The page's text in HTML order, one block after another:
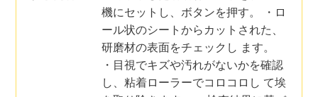
機にセットし、ボタンを押す。 ・ロ
ール状のシートからカットされた、
研磨材の表面をチェックし ます。
・目視でキズや汚れがないかを確認
し、粘着ローラーでコロコロし て埃